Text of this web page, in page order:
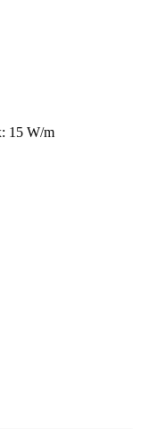
15 W/m